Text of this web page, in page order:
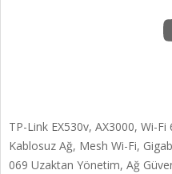
TP-Link EX530v, AX3000, Wi-
Kablosuz Ağ, Mesh Wi-Fi,
069 Uzaktan Yönetim, Ağ